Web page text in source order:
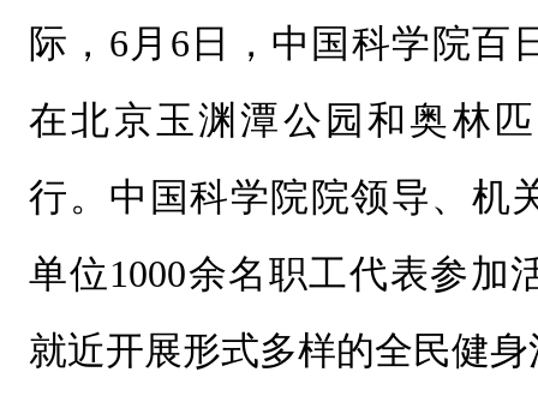
际，6月6日，中国科学院百
在北京玉渊潭公园和奥林
行。中国科学院院领导、机
单位1000余名职工代表参加
就近开展形式多样的全民健